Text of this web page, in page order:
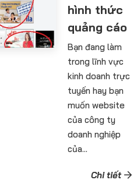
hình thức
quảng cáo
Bạn đang làm
trong lĩnh vực
kinh doanh trực
tuyến hay bạn
muốn website
của công ty
doanh nghiệp
của...
Chi tiết